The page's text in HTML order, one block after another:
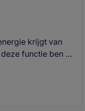
krijgt van
functie ben je